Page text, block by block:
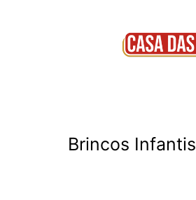
Brincos Infantis